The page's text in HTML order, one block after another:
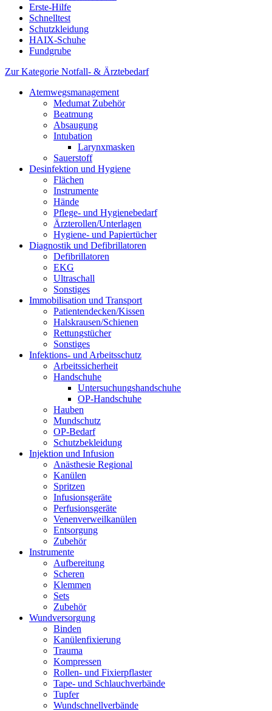
Erste-Hilfe
Schnelltest
Schutzkleidung
HAIX-Schuhe
Fundgrube
Zur Kategorie Notfall- & Ärztebedarf
Atemwegsmanagement
Medumat Zubehör
Beatmung
Absaugung
Intubation
Larynxmasken
Sauerstoff
Desinfektion und Hygiene
Flächen
Instrumente
Hände
Pflege- und Hygienebedarf
Ärzterollen/Unterlagen
Hygiene- und Papiertücher
Diagnostik und Defibrillatoren
Defibrillatoren
EKG
Ultraschall
Sonstiges
Immobilisation und Transport
Patientendecken/Kissen
Halskrausen/Schienen
Rettungstücher
Sonstiges
Infektions- und Arbeitsschutz
Arbeitssicherheit
Handschuhe
Untersuchungshandschuhe
OP-Handschuhe
Hauben
Mundschutz
OP-Bedarf
Schutzbekleidung
Injektion und Infusion
Anästhesie Regional
Kanülen
Spritzen
Infusionsgeräte
Perfusionsgeräte
Venenverweilkanülen
Entsorgung
Zubehör
Instrumente
Aufbereitung
Scheren
Klemmen
Sets
Zubehör
Wundversorgung
Binden
Kanülenfixierung
Trauma
Kompressen
Rollen- und Fixierpflaster
Tape- und Schlauchverbände
Tupfer
Wundschnellverbände